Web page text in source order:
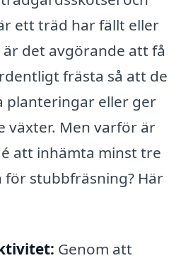
ett träd har fällt eller
det avgörande att få
frästa så att de
planteringar eller ger
växter. Men varför är
att inhämta minst tre
stubbfräsning? Här
Genom att